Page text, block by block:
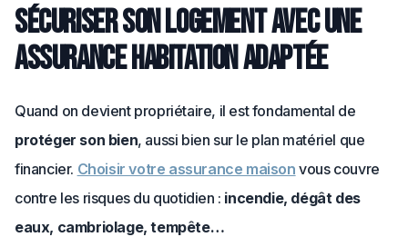
Sécuriser son logement avec une
assurance habitation adaptée
Quand on devient propriétaire, il est fondamental de
protéger son bien, aussi bien sur le plan matériel que
financier. Choisir votre assurance maison vous couvre
contre les risques du quotidien : incendie, dégât des
eaux, cambriolage, tempête…